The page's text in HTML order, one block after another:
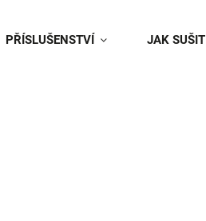
PŘÍSLUŠENSTVÍ JAK SUŠIT